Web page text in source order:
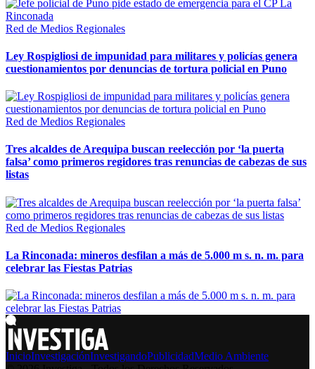
Red de Medios Regionales
Ley Rospigliosi de impunidad para militares y policías genera
cuestionamientos por denuncias de tortura policial en Puno
Red de Medios Regionales
Tres alcaldes de Arequipa buscan reelección por ‘la puerta
falsa’ como primeros regidores tras renuncias de cabezas de sus
listas
Red de Medios Regionales
La Rinconada: mineros desfilan a más de 5.000 m s. n. m. para
celebrar las Fiestas Patrias
InicioInvestigaciónInvestigandoPublicidadMedio Ambiente